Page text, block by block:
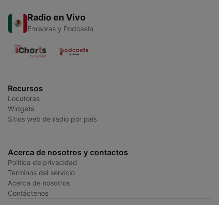
Radio en Vivo
Emisoras y Podcasts
Recursos
Locutores
Widgets
Sitios web de radio por país
Acerca de nosotros y contactos
Política de privacidad
Términos del servicio
Acerca de nosotros
Contáctenos